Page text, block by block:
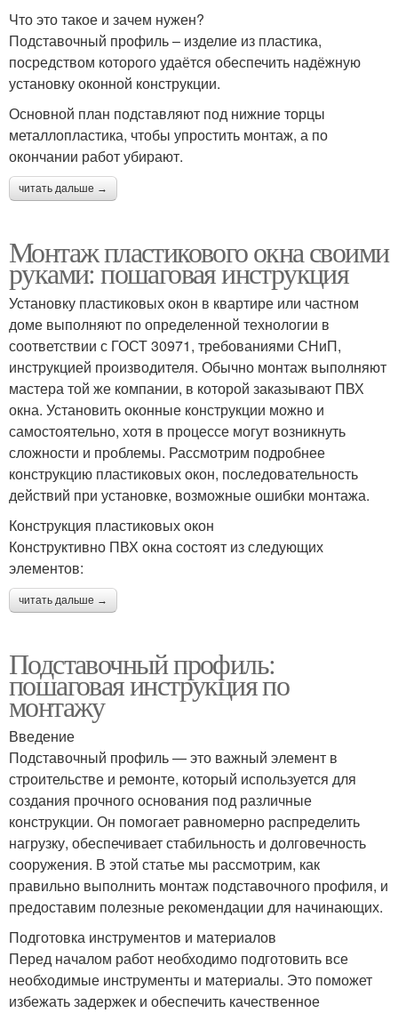
Что это такое и зачем нужен?
Подставочный профиль – изделие из пластика,
посредством которого удаётся обеспечить надёжную
установку оконной конструкции.
Основной план подставляют под нижние торцы
металлопластика, чтобы упростить монтаж, а по
окончании работ убирают.
читать дальше →
Монтаж пластикового окна своими
руками: пошаговая инструкция
Установку пластиковых окон в квартире или частном
доме выполняют по определенной технологии в
соответствии с ГОСТ 30971, требованиями СНиП,
инструкцией производителя. Обычно монтаж выполняют
мастера той же компании, в которой заказывают ПВХ
окна. Установить оконные конструкции можно и
самостоятельно, хотя в процессе могут возникнуть
сложности и проблемы. Рассмотрим подробнее
конструкцию пластиковых окон, последовательность
действий при установке, возможные ошибки монтажа.
Конструкция пластиковых окон
Конструктивно ПВХ окна состоят из следующих
элементов:
читать дальше →
Подставочный профиль:
пошаговая инструкция по
монтажу
Введение
Подставочный профиль — это важный элемент в
строительстве и ремонте, который используется для
создания прочного основания под различные
конструкции. Он помогает равномерно распределить
нагрузку, обеспечивает стабильность и долговечность
сооружения. В этой статье мы рассмотрим, как
правильно выполнить монтаж подставочного профиля, и
предоставим полезные рекомендации для начинающих.
Подготовка инструментов и материалов
Перед началом работ необходимо подготовить все
необходимые инструменты и материалы. Это поможет
избежать задержек и обеспечить качественное